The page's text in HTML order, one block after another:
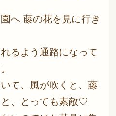
へ 藤の花を見に行き
るよう通路になって
て、風が吹くと、藤
、とっても素敵♡